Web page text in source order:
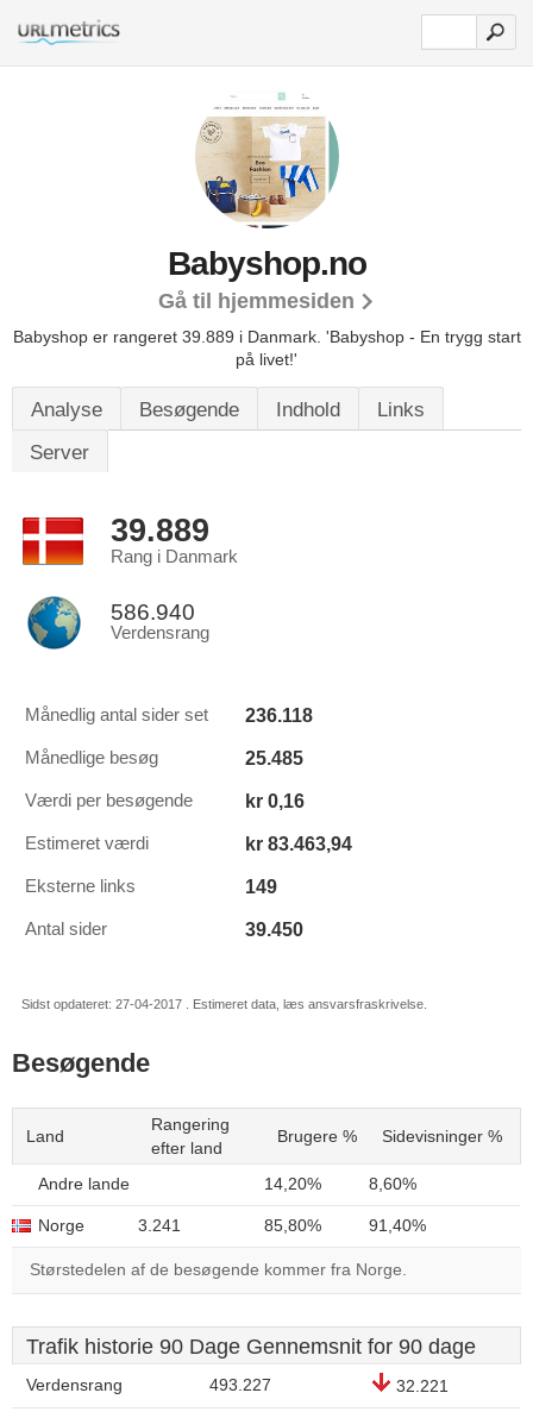
Babyshop.no
Gå til hjemmesiden
Babyshop er rangeret 39.889 i Danmark. 'Babyshop - En trygg start
på livet!'
Analyse Besøgende Indhold
Links
Server
39.889
Rang i Danmark
586.940
Verdensrang
Månedlig antal sider set 236.118
Månedlige besøg 25.485
Værdi per besøgende kr 0,16
Estimeret værdi kr 83.463,94
Eksterne links 149
Antal sider 39.450
Sidst opdateret: 27-04-2017 . Estimeret data, læs ansvarsfraskrivelse.
Besøgende
Land
Rangering
efter land
Brugere % Sidevisninger %
Andre lande 14,20% 8,60%
Norge 3.241 85,80% 91,40%
Størstedelen af de besøgende kommer fra Norge.
Trafik historie 90 Dage Gennemsnit for 90 dage
Verdensrang 493.227 32.221